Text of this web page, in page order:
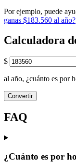
Por ejemplo, puede
ganas $183.560 al año?
Calculadora
$
al año, ¿cuánto es por
Convertir
FAQ
¿Cuánto es por